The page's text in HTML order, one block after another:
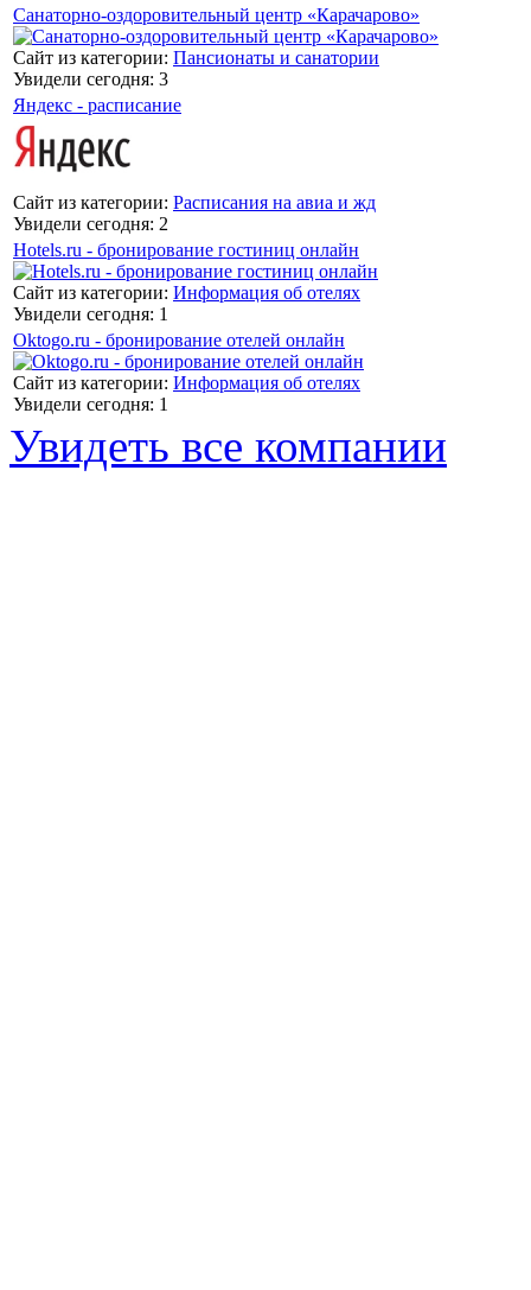
Санаторно-оздоровительный центр «Карачарово»
Сайт из категории: Пансионаты и санатории
Увидели сегодня: 3
Яндекс - расписание
Сайт из категории: Расписания на авиа и жд
Увидели сегодня: 2
Hotels.ru - бронирование гостиниц онлайн
Сайт из категории: Информация об отелях
Увидели сегодня: 1
Oktogo.ru - бронирование отелей онлайн
Сайт из категории: Информация об отелях
Увидели сегодня: 1
Увидеть все компании